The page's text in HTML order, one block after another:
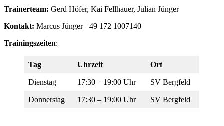
Trainerteam: Gerd Höfer, Kai Fellhauer, Julian Jünger
Kontakt: Marcus Jünger +49 172 1007140
Trainingszeiten:
Tag Uhrzeit Ort
Dienstag 17:30 – 19:00 Uhr SV Bergfeld
Donnerstag 17:30 – 19:00 Uhr SV Bergfeld